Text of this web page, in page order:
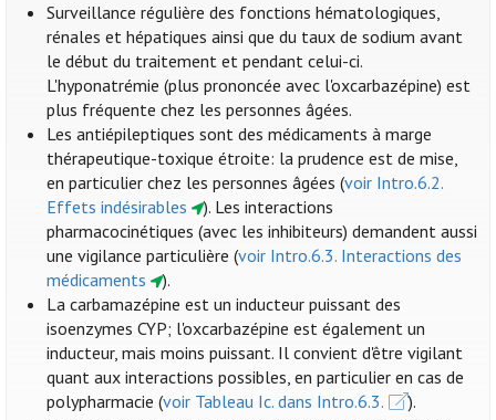
Surveillance régulière des fonctions hématologiques,
rénales et hépatiques ainsi que du taux de sodium avant
le début du traitement et pendant celui-ci.
L'hyponatrémie (plus prononcée avec l'oxcarbazépine) est
plus fréquente chez les personnes âgées.
Les antiépileptiques sont des médicaments à marge
thérapeutique-toxique étroite: la prudence est de mise,
en particulier chez les personnes âgées (voir Intro.6.2.
Effets indésirables
). Les interactions
pharmacocinétiques (avec les inhibiteurs) demandent aussi
une vigilance particulière (voir Intro.6.3. Interactions des
médicaments
).
La carbamazépine est un inducteur puissant des
isoenzymes CYP; l'oxcarbazépine est également un
inducteur, mais moins puissant. Il convient d'être vigilant
quant aux interactions possibles, en particulier en cas de
polypharmacie (voir Tableau Ic. dans Intro.6.3.
).